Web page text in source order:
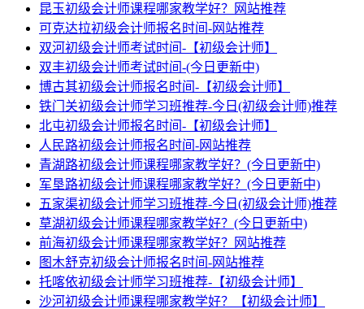
昆玉初级会计师课程哪家教学好？网站推荐
可克达拉初级会计师报名时间-网站推荐
双河初级会计师考试时间-【初级会计师】
双丰初级会计师考试时间-(今日更新中)
博古其初级会计师报名时间-【初级会计师】
铁门关初级会计师学习班推荐-今日(初级会计师)推荐
北屯初级会计师报名时间-【初级会计师】
人民路初级会计师报名时间-网站推荐
青湖路初级会计师课程哪家教学好？(今日更新中)
军垦路初级会计师课程哪家教学好？(今日更新中)
五家渠初级会计师学习班推荐-今日(初级会计师)推荐
草湖初级会计师课程哪家教学好？(今日更新中)
前海初级会计师课程哪家教学好？网站推荐
图木舒克初级会计师报名时间-网站推荐
托喀依初级会计师学习班推荐-【初级会计师】
沙河初级会计师课程哪家教学好？【初级会计师】